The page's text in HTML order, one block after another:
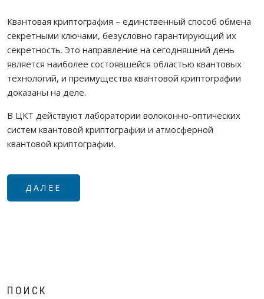
Квантовая криптография – единственный способ обмена
секретными ключами, безусловно гарантирующий их
секретность. Это направление на сегодняшний день
является наиболее состоявшейся областью квантовых
технологий, и преимущества квантовой криптографии
доказаны на деле.
В ЦКТ действуют лаборатории волоконно-оптических
систем квантовой криптографии и атмосферной
квантовой криптографии.
ДАЛЕЕ
ПОИСК